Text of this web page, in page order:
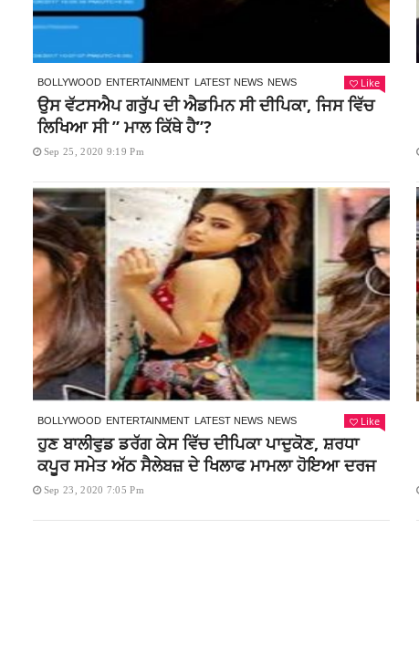
BOLLYWOOD ENTERTAINMENT LATEST NEWS NEWS Like
ਉਸ ਵੱਟਸਐਪ ਗਰੁੱਪ ਦੀ ਐਡਮਿਨ ਸੀ ਦੀਪਿਕਾ, ਜਿਸ ਵਿੱਚ
ਲਿਖਿਆ ਸੀ ” ਮਾਲ ਕਿੱਥੇ ਹੈ”?
Sep 25, 2020 9:19 Pm
BOLLYWOOD ENTERTAINMENT LATEST NEWS NEWS Like
ਹੁਣ ਬਾਲੀਵੁਡ ਡਰੱਗ ਕੇਸ ਵਿੱਚ ਦੀਪਿਕਾ ਪਾਦੁਕੋਣ, ਸ਼ਰਧਾ
ਕਪੂਰ ਸਮੇਤ ਅੱਠ ਸੈਲੇਬਜ਼ ਦੇ ਖਿਲਾਫ ਮਾਮਲਾ ਹੋਇਆ ਦਰਜ
Sep 23, 2020 7:05 Pm